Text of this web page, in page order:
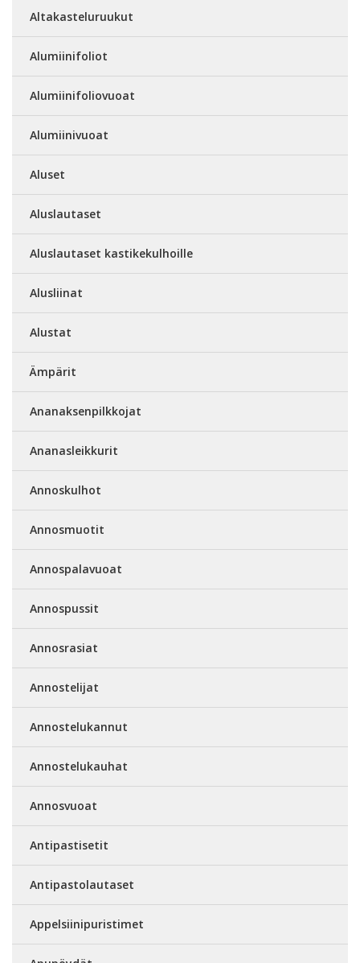
Altakasteluruukut
Alumiinifoliot
Alumiinifoliovuoat
Alumiinivuoat
Aluset
Aluslautaset
Aluslautaset kastikekulhoille
Alusliinat
Alustat
Ämpärit
Ananaksenpilkkojat
Ananasleikkurit
Annoskulhot
Annosmuotit
Annospalavuoat
Annospussit
Annosrasiat
Annostelijat
Annostelukannut
Annostelukauhat
Annosvuoat
Antipastisetit
Antipastolautaset
Appelsiinipuristimet